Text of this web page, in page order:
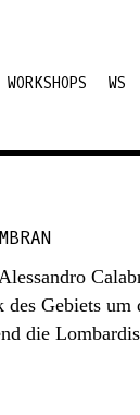
WORKSHOPS WS
Gebiets
die